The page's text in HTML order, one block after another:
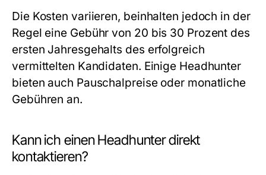
Die Kosten variieren, beinhalten jedoch in der
Regel eine Gebühr von 20 bis 30 Prozent des
ersten Jahresgehalts des erfolgreich
vermittelten Kandidaten. Einige Headhunter
bieten auch Pauschalpreise oder monatliche
Gebühren an.
Kann ich einen Headhunter direkt
kontaktieren?